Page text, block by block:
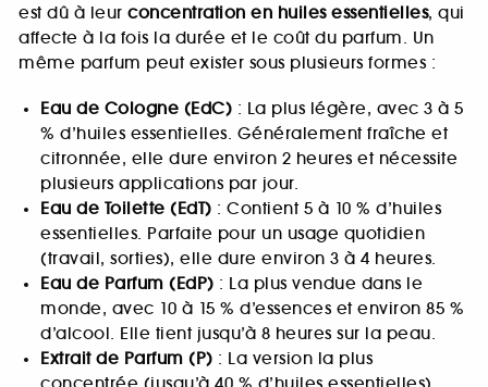
est dû à leur concentration en huiles essentielles, qui
affecte à la fois la durée et le coût du parfum. Un
même parfum peut exister sous plusieurs formes :
Eau de Cologne (EdC) : La plus légère, avec 3 à 5
% d’huiles essentielles. Généralement fraîche et
citronnée, elle dure environ 2 heures et nécessite
plusieurs applications par jour.
Eau de Toilette (EdT) : Contient 5 à 10 % d’huiles
essentielles. Parfaite pour un usage quotidien
(travail, sorties), elle dure environ 3 à 4 heures.
Eau de Parfum (EdP) : La plus vendue dans le
monde, avec 10 à 15 % d’essences et environ 85 %
d’alcool. Elle tient jusqu’à 8 heures sur la peau.
Extrait de Parfum (P) : La version la plus